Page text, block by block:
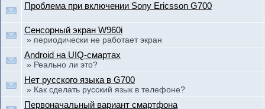
Проблема при включении Sony Ericsson G700
Сенсорный экран W960i
» периодически не работает экран
Android на UIQ-смартах
» Реально ли это?
Нет русского языка в G700
» Как сделать русский язык в телефоне?
Первоначальный вариант смартфона